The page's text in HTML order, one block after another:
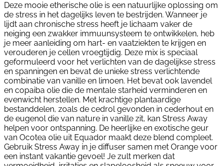
Deze mooie etherische olie is een natuurlijke oplossing om
de stress in het dagelijks leven te bestrijden. Wanneer je
lijdt aan chronische stress heeft je lichaam vaker de
neiging een zwakker immuunsysteem te ontwikkelen, heb
je meer aanleiding om hart- en vaatziekten te krijgen en
verouderen je cellen vroegtijdig. Deze mix is speciaal
geformuleerd voor het verlichten van de dagelijkse stress
en spanningen en bevat de unieke stress verlichtende
combinatie van vanille en limoen. Het bevat ook lavendel
en copaiba olie die de mentale starheid verminderen en
evenwicht herstellen. Met krachtige plantaardige
bestanddelen, zoals de cedrol gevonden in cederhout en
de eugenol die van nature in vanille zit, kan Stress Away
helpen voor ontspanning. De heerlijke en exotische geur
van Ocotea olie uit Equador maakt deze blend compleet.
Gebruik Stress Away in je diffuser samen met Orange voor
een instant vakantie gevoel! Je zult merken dat